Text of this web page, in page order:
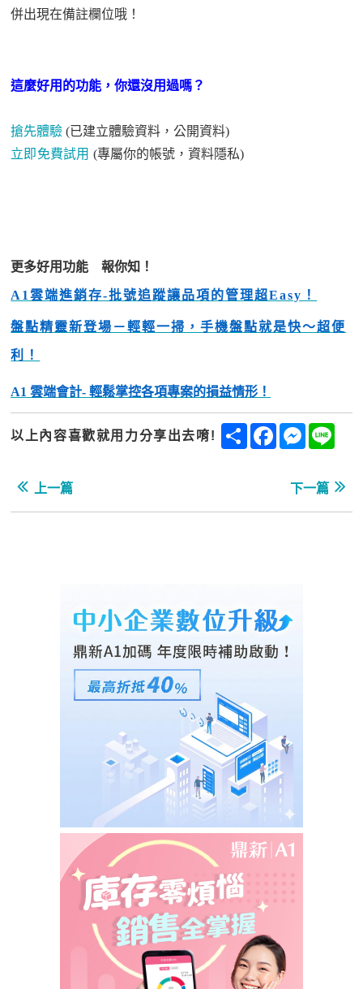
併出現在備註欄位哦！
這麼好用的功能，你還沒用過嗎 ？
搶先體驗 (已建立體驗資料，公開資料)
立即免費試用 (專屬你的帳號，資料隱私)
更多好用功能 報你知！
A1雲端進銷存-批號追蹤讓品項的管理超Easy！
盤點精靈新登場－輕輕一掃，手機盤點就是快～超便
利！
A1 雲端會計- 輕鬆掌控各項專案的損益情形！
以上內容喜歡就用力分享出去唷! ShareFacebook
上一篇 下一篇